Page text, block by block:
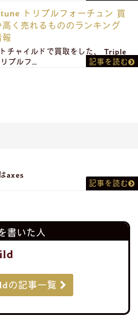
トリプルフォーチュン 買
く売れるもののランキング
チャイルドで買取をした、 Triple
プルフ…
記事を読む
axes
記事を読む
書いた人
の記事一覧